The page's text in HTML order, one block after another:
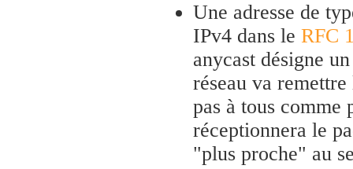
Une adresse de
IPv4 dans le RFC
anycast désigne
réseau va
pas à tous
réceptionnera le
"plus proche" au